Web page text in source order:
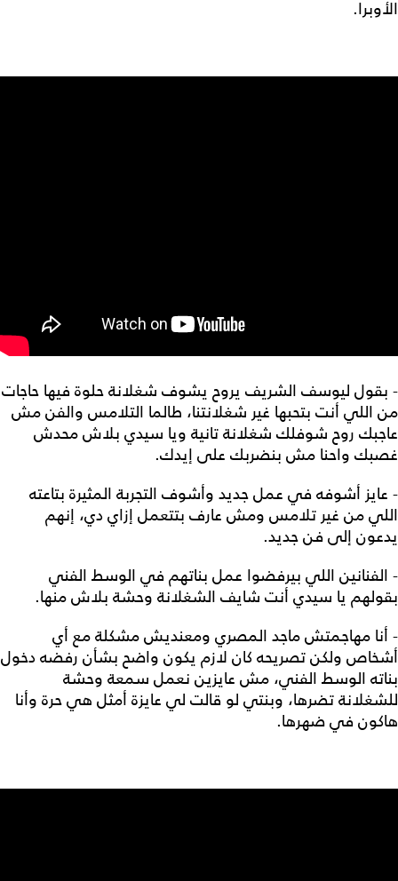
الأوبرا.
- بقول ليوسف الشريف يروح يشوف شغلانة حلوة فيها حاجات
من اللي أنت بتحبها غير شغلانتنا، طالما التلامس والفن مش
عاجبك روح شوفلك شغلانة تانية ويا سيدي بلاش محدش
غصبك واحنا مش بنضربك على إيدك.
- عايز أشوفه في عمل جديد وأشوف التجربة المثيرة بتاعته
اللي من غير تلامس ومش عارف بتتعمل إزاي دي، إنهم
يدعون إلى فن جديد.
- الفنانين اللي بيرفضوا عمل بناتهم في الوسط الفني
بقولهم يا سيدي أنت شايف الشغلانة وحشة بلاش منها.
- أنا مهاجمتش ماجد المصري ومعنديش مشكلة مع أي
أشخاص ولكن تصريحه كان لازم يكون واضح بشأن رفضه دخول
بناته الوسط الفني، مش عايزين نعمل سمعة وحشة
للشغلانة تضرها، وبنتي لو قالت لي عايزة أمثل هي حرة وأنا
هاكون في ضهرها.